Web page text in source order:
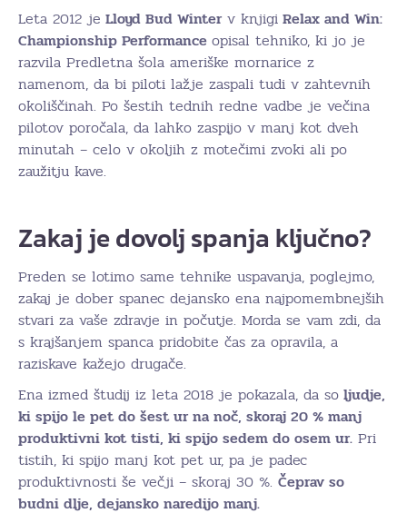
Leta 2012 je Lloyd Bud Winterv knjigi Relax and Win:
Championship Performance opisal tehniko, ki jo je
razvila Predletna šola ameriške mornarice z
namenom, da bi piloti lažje zaspali tudi v zahtevnih
okoliščinah. Po šestih tednih redne vadbe je večina
pilotov poročala, da lahko zaspijo v manj kot dveh
minutah – celo v okoljih z motečimi zvoki ali po
zaužitju kave.
Zakaj je dovolj spanja ključno?
Preden se lotimo same tehnike uspavanja, poglejmo,
zakaj je dober spanec dejansko ena najpomembnejših
stvari za vaše zdravje in počutje. Morda se vam zdi, da
s krajšanjem spanca pridobite čas za opravila, a
raziskave kažejo drugače.
Ena izmed študij iz leta 2018 je pokazala, da so ljudje,
ki spijo le pet do šest ur na noč, skoraj 20 % manj
produktivni kot tisti, ki spijo sedem do osem ur. Pri
tistih, ki spijo manj kot pet ur, pa je padec
produktivnosti še večji – skoraj 30 %. Čeprav so
budni dlje, dejansko naredijo manj.